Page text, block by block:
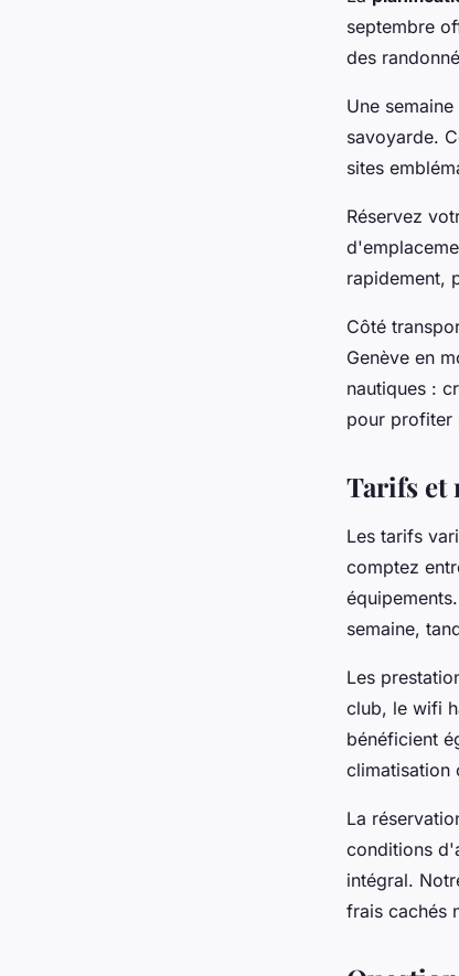
septembre
des
Une
savoyarde.
sites
Réservez
rapidement,
Côté
Genève en
nautiques :
pour profiter
Tarifs et
Les tarifs
comptez
semaine,
Les
club, le wifi
bénéficient
climatisation
La
conditions
intégral.
frais cachés